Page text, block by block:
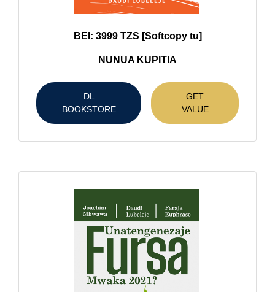
BEI: 3999 TZS [Softcopy tu]
NUNUA KUPITIA
DL
BOOKSTORE
GET
VALUE